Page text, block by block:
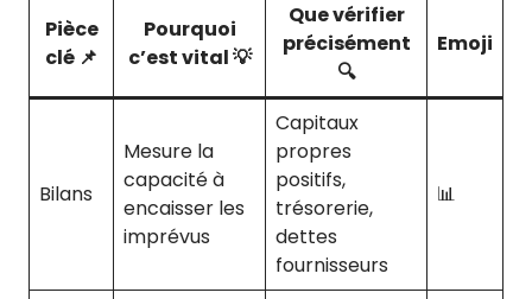
Pièce
clé 📌
Pourquoi
c’est vital 💡
Que vérifier
précisément
🔍
Emoji
Bilans
Mesure la
capacité à
encaisser les
imprévus
Capitaux
propres
positifs,
trésorerie,
dettes
fournisseurs
📊